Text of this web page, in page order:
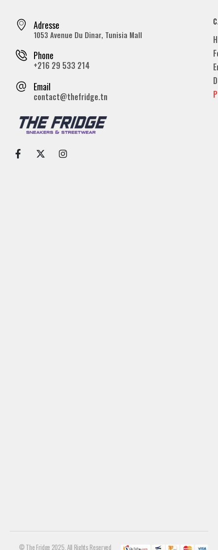
Adresse
1053 Avenue Du Dinar, Tunisia Mall
Phone
+216 29 533 214
Email
contact@thefridge.tn
© The Fridge 2025. All Rights Reserved